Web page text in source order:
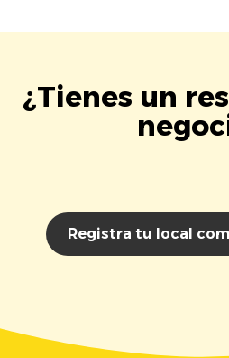
¿Tienes un
Registra tu local